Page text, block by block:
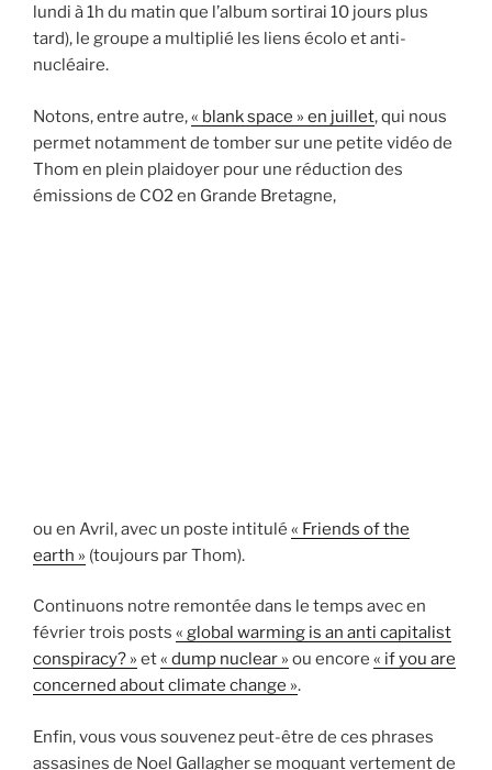
lundi à 1h du matin que l’album sortirai 10 jours plus
tard), le groupe a multiplié les liens écolo et anti-
nucléaire.
Notons, entre autre,« blank space » en juillet, qui nous
permet notamment de tomber sur une petite vidéo de
Thom en plein plaidoyer pour une réduction des
émissions de CO2 en Grande Bretagne,
ou en Avril, avec un poste intitulé « Friends of the
earth » (toujours par Thom).
Continuons notre remontée dans le temps avec en
février trois posts « global warming is an anti capitalist
conspiracy? » et« dump nuclear » ou encore « if you are
concerned about climate change ».
Enfin, vous vous souvenez peut-être de ces phrases
assasines de Noel Gallagher se moquant vertement de